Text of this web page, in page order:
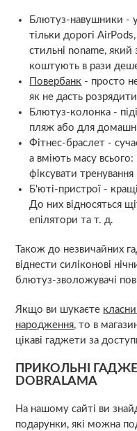
Блютуз-навушники -
тільки дорогі
стильні noname, який
коштують в рази
Повербанк - просто
як не дасть
Блютуз-колонка -
пляж або для
Фітнес-браслет -
а вміють масу
фіксувати
Б'юті-пристрої -
До них відносяться
епілятори та т. д.
Також до незвичайних
віднести силіконові
блютуз-зволожувачі
Якщо ви шукаєте
народження, то в
цікаві гаджети за
ПРИКОЛЬНІ
DOBRALAMA
На нашому сайті ви
подарунки, які можна